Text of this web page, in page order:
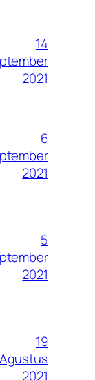
14
2021
6
2021
5
2021
19
Agustus
2021